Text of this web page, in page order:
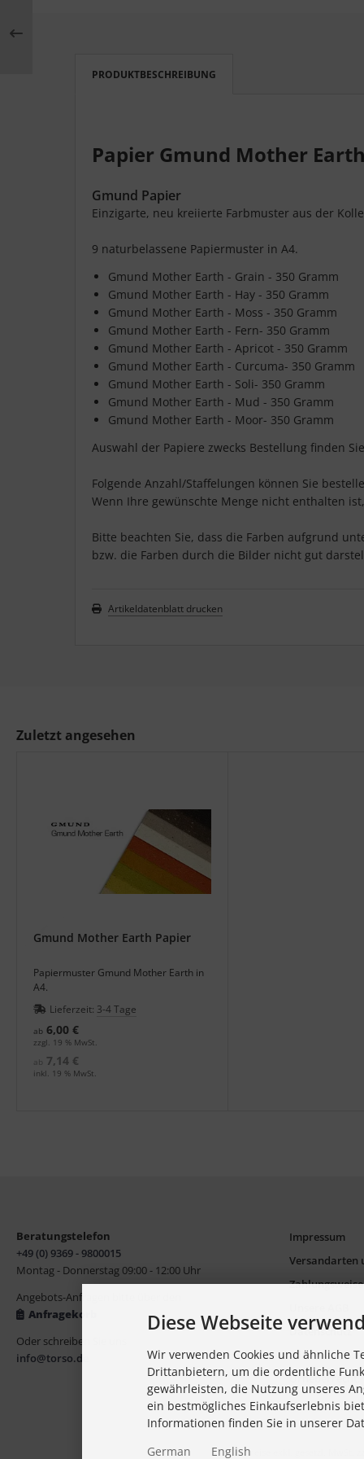
PRODUKTBESCHREIBUNG
Papier Gmund Mother Earth
Gmund Papier
Einzigarte, neu kreiierte Farbmuster aus der
9 naturbelassene Papiermuster in A4.
Gmund Mother Earth - Grain - 350 Gramm
Gmund Mother Earth - Hay - 350 Gramm
Gmund Mother Earth - Moss - 350 Gramm
Gmund Mother Earth - Fern- 350 Gramm
Gmund Mother Earth - Apricot - 350 Gramm
Gmund Mother Earth - Curcuma- 350 Gramm
Gmund Mother Earth - Soli- 350 Gramm
Gmund Mother Earth - Mud - 350 Gramm
Gmund Mother Earth - Moor- 350 Gramm
Auswahl der Papiere zwecks Bestellung finden
Folgende Anzahl/Staffelungen können Sie
Wenn Ihre gewünschte Menge nicht enthalten
Bitte beachten Sie, dass die Farben aufgrund
bzw. die Farben durch die Bilder nicht gut
Artikeldatenblatt drucken
Zuletzt angesehen
Gmund Mother Earth Papier
Papiermuster Gmund Mother Earth in
A4.
Lieferzeit: 3-4 Tage
ab 6,00 €
zzgl. 19 % MwSt.
ab
7,14 €
inkl. 19 % MwSt.
Beratungstelefon
+49 (0) 9369 - 9800015
Montag - Donnerstag 09:00 - 12:00 Uhr
Angebots-Anfragen bitte über den
Anfragekorb
Oder schreiben Sie uns
info@torso.de
Impressum
Versandarten
Datenschutz
Widerrufs- u.
Alle Preise exkl. gesetzl. MwSt.
Diese Webseite
Wir verwenden Cookies und ähnliche
Drittanbietern, um die ordentliche
gewährleisten, die Nutzung unseres
ein bestmögliches Einkaufserlebnis
Informationen finden Sie in unserer
German English